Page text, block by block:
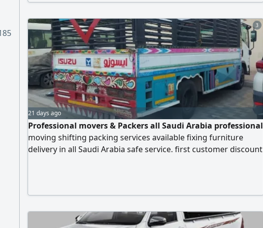
3
21 days ago
Professional movers & Packers all Saudi Arabia professional
moving shifting packing services available fixing furniture
delivery in all Saudi Arabia safe service. first customer discount